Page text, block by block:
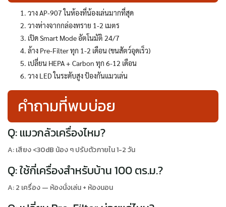
วาง AP-907 ในห้องที่น้องเล่นมากที่สุด
วางห่างจากกล่องทราย 1-2 เมตร
เปิด Smart Mode อัตโนมัติ 24/7
ล้าง Pre-Filter ทุก 1-2 เดือน (ขนสัตว์อุดเร็ว)
เปลี่ยน HEPA + Carbon ทุก 6-12 เดือน
วาง LED ในระดับสูง ป้องกันแมวเล่น
คำถามที่พบบ่อย
Q: แมวกลัวเครื่องไหม?
A: เสียง <30dB น้อง ๆ ปรับตัวภายใน 1-2 วัน
Q: ใช้กี่เครื่องสำหรับบ้าน 100 ตร.ม.?
A: 2 เครื่อง — ห้องนั่งเล่น + ห้องนอน